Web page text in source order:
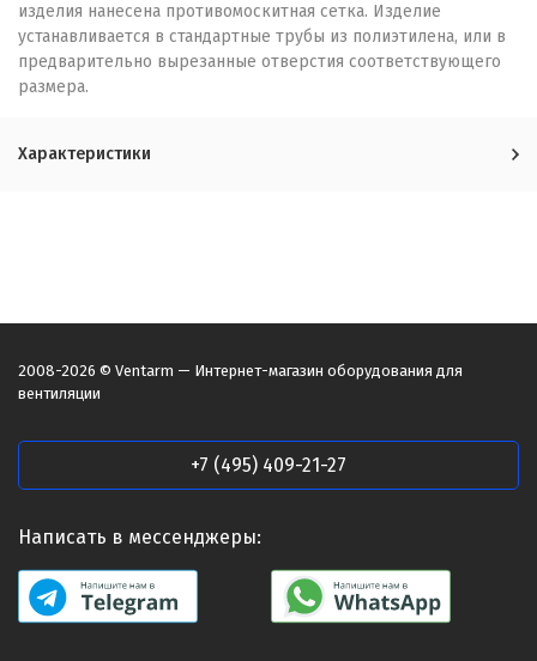
изделия нанесена противомоскитная сетка. Изделие
устанавливается в стандартные трубы из полиэтилена, или в
предварительно вырезанные отверстия соответствующего
размера.
Характеристики
2008-2026 © Ventarm — Интернет-магазин оборудования для
вентиляции
+7 (495) 409-21-27
Написать в мессенджеры: